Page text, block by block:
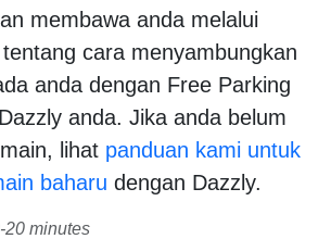
membawa anda melalui
cara menyambungkan
anda dengan Free Parking
anda. Jika anda belum
lihat panduan kami untuk
baharu dengan Dazzly.
minutes